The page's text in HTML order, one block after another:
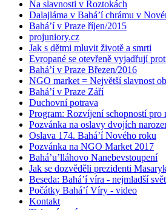
Na slavnosti v Roztokách
Dalajláma v Bahá’í chrámu v
Bahá’í v Praze říjen/2015
projuniory.cz
Jak s dětmi mluvit životě a smrti
Evropané se otevřeně vyjadřují
Bahá’í v Praze Březen/2016
NGO market = Největší slavnost
Bahá’í v Praze Září
Duchovní potrava
Program: Rozvíjení schopností pro
Pozvánka na oslavy dvojích
Oslava 174. Bahá’í Nového roku
Pozvánka na NGO Market 2017
Bahá’u’lláhovo Nanebevstoupení
Jak se dozvěděli prezidenti
Beseda: Bahá’í víra - nejmladší
Počátky Bahá’í Víry - video
Kontakt